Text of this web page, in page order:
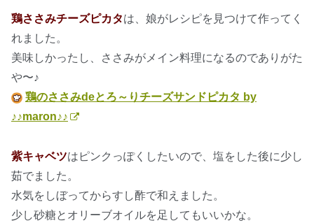
鶏ささみチーズピカタは、娘がレシピを見つけて作ってく
れました。
美味しかったし、ささみがメイン料理になるのでありがた
や〜♪
鶏のささみdeとろ～りチーズサンドピカタ by
♪♪maron♪♪
紫キャベツはピンクっぽくしたいので、塩をした後に少し
茹でました。
水気をしぼってからすし酢で和えました。
少し砂糖とオリーブオイルを足してもいいかな。